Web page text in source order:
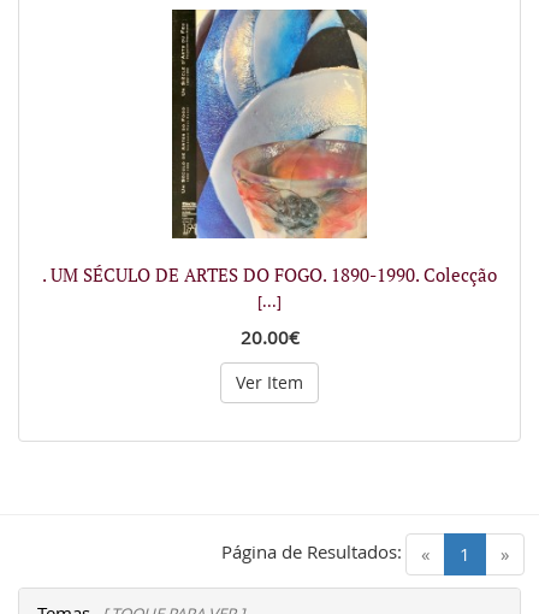
. UM SÉCULO DE ARTES DO FOGO. 1890-1990. Colecção
[...]
20.00€
Ver Item
« 1 (current)
»
Página de Resultados: